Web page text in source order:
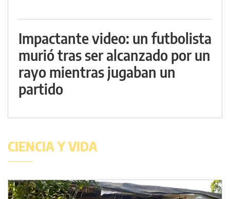
Impactante video: un futbolista
murió tras ser alcanzado por un
rayo mientras jugaban un
partido
CIENCIA Y VIDA